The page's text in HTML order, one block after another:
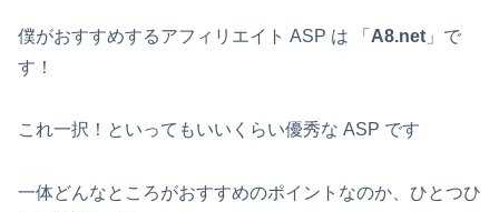
僕がおすすめするアフィリエイト ASP は 「 A8.net 」で
す！
これ一択！といってもいいくらい優秀な ASP です
一体どんなところがおすすめのポイントなのか、ひとつひ